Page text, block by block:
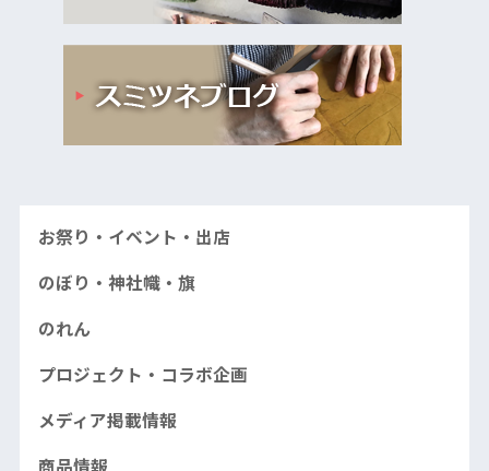
お祭り・イベント・出店
のぼり・神社幟・旗
のれん
プロジェクト・コラボ企画
メディア掲載情報